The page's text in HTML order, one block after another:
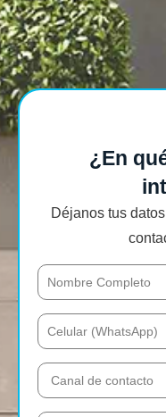
¿En
Déjanos tus